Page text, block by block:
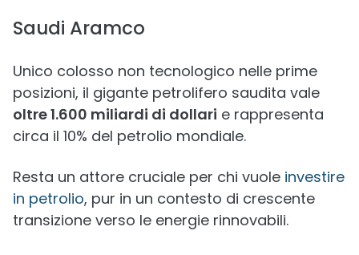
Saudi Aramco
Unico colosso non tecnologico nelle prime
posizioni, il gigante petrolifero saudita vale
oltre 1.600 miliardi di dollari e rappresenta
circa il 10% del petrolio mondiale.
Resta un attore cruciale per chi vuole investire
in petrolio, pur in un contesto di crescente
transizione verso le energie rinnovabili.